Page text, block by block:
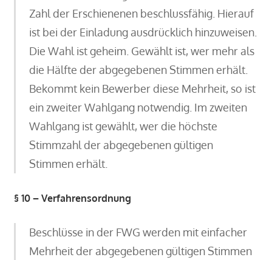
Zahl der Erschienenen beschlussfähig. Hierauf
ist bei der Einladung ausdrücklich hinzuweisen.
Die Wahl ist geheim. Gewählt ist, wer mehr als
die Hälfte der abgegebenen Stimmen erhält.
Bekommt kein Bewerber diese Mehrheit, so ist
ein zweiter Wahlgang notwendig. Im zweiten
Wahlgang ist gewählt, wer die höchste
Stimmzahl der abgegebenen gültigen
Stimmen erhält.
§ 10 – Verfahrensordnung
Beschlüsse in der FWG werden mit einfacher
Mehrheit der abgegebenen gültigen Stimmen